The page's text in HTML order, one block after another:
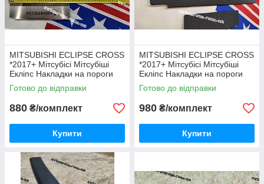
MITSUBISHI ECLIPSE CROSS
*2017+ Мітсубісі Мітсубіші
Екліпс Накладки на пороги
Premium НЕРЖ з логотипом
комплект 4 одиниці
Готово до відправки
880 ₴/комплект
Купити
MITSUBISHI ECLIPSE CROSS
*2017+ Мітсубісі Мітсубіші
Екліпс Накладки на пороги
під КАРБОН Premium з
логотипом комплект 4
Готово до відправки
980 ₴/комплект
Купити